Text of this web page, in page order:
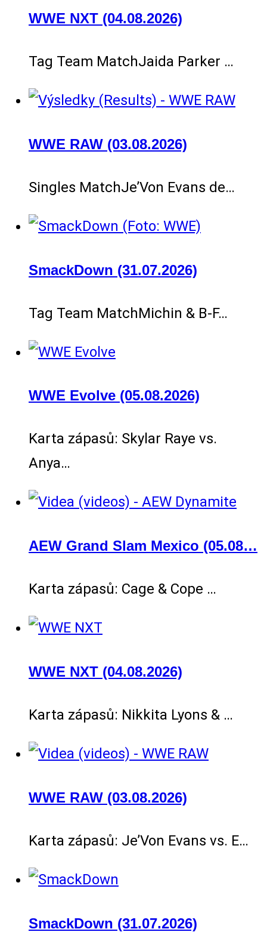
WWE NXT (04.08.2026)
Tag Team MatchJaida Parker …
WWE RAW (03.08.2026)
Singles MatchJe’Von Evans de…
SmackDown (31.07.2026)
Tag Team MatchMichin & B-F…
WWE Evolve (05.08.2026)
Karta zápasů: Skylar Raye vs.
Anya…
AEW Grand Slam Mexico (05.08…
Karta zápasů: Cage & Cope …
WWE NXT (04.08.2026)
Karta zápasů: Nikkita Lyons & …
WWE RAW (03.08.2026)
Karta zápasů: Je’Von Evans vs. E…
SmackDown (31.07.2026)